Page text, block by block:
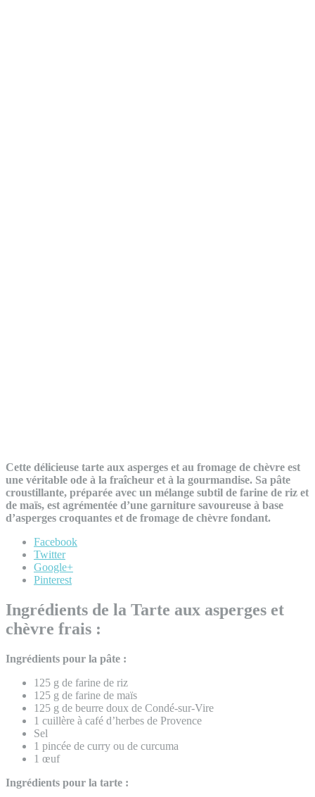
Cette délicieuse tarte aux asperges et au fromage de chèvre est
une véritable ode à la fraîcheur et à la gourmandise. Sa pâte
croustillante, préparée avec un mélange subtil de farine de riz et
de maïs, est agrémentée d’une garniture savoureuse à base
d’asperges croquantes et de fromage de chèvre fondant.
Facebook
Twitter
Google+
Pinterest
Ingrédients de la Tarte aux asperges et
chèvre frais :
Ingrédients pour la pâte :
125 g de farine de riz
125 g de farine de maïs
125 g de beurre doux de Condé-sur-Vire
1 cuillère à café d’herbes de Provence
Sel
1 pincée de curry ou de curcuma
1 œuf
Ingrédients pour la tarte :